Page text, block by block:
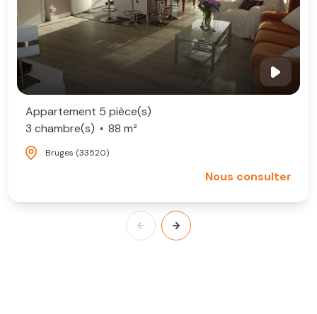
Appartement 5 pièce(s)
3 chambre(s)
88 m²
Bruges (33520)
Nous consulter